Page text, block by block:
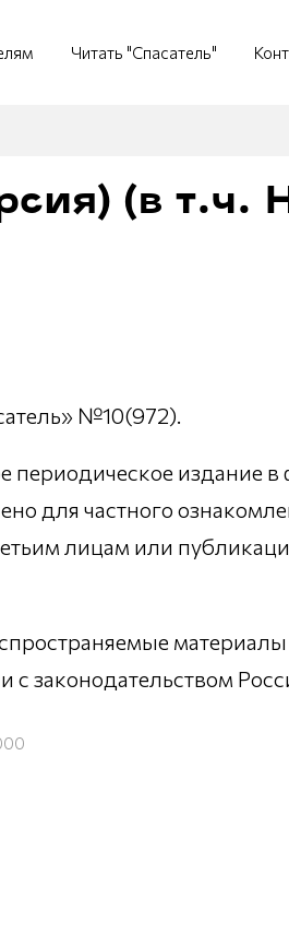
Читать "Спасатель"
(в т.ч.
№10(972).
периодическое издание в
для частного
лицам или
с законодательством